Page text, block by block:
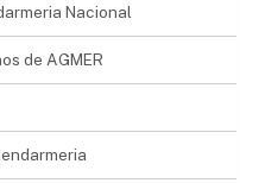
Nacional
de AGMER